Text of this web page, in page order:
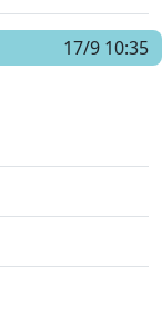
17/9 10:35